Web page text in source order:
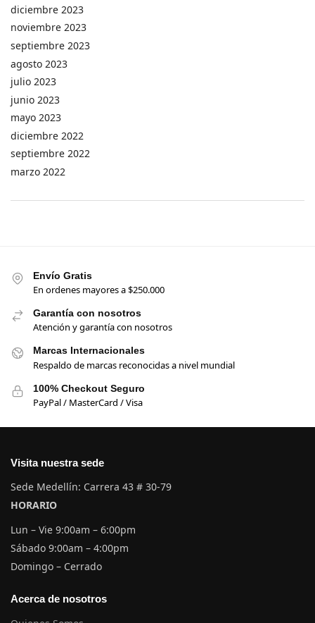
diciembre 2023
noviembre 2023
septiembre 2023
agosto 2023
julio 2023
junio 2023
mayo 2023
diciembre 2022
septiembre 2022
marzo 2022
Envío Gratis
En ordenes mayores a $250.000
Garantía con nosotros
Atención y garantía con nosotros
Marcas Internacionales
Respaldo de marcas reconocidas a nivel mundial
100% Checkout Seguro
PayPal / MasterCard / Visa
Visita nuestra sede
Sede Medellín: Carrera 43 # 30-79
HORARIO
Lun – Vie 9:00am – 6:00pm
Sábado 9:00am – 4:00pm
Domingo – Cerrado
Acerca de nosotros